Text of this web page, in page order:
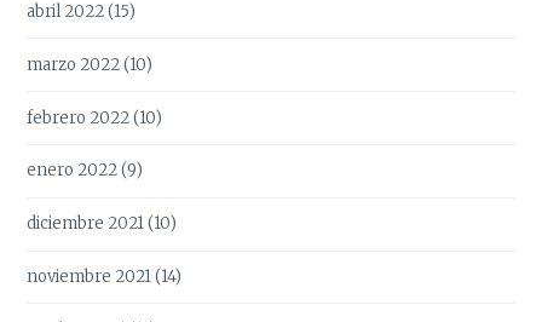
abril 2022(15)
marzo 2022(10)
febrero 2022(10)
enero 2022(9)
diciembre 2021(10)
noviembre 2021(14)